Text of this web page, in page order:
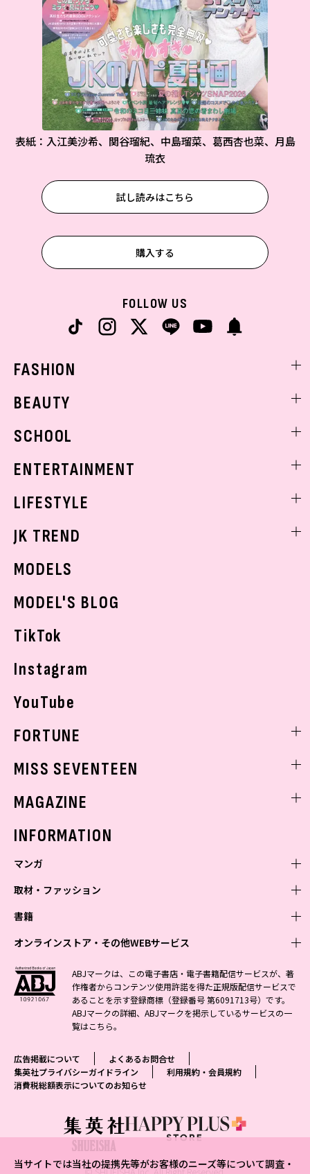
表紙：入江美沙希、関谷瑠紀、中島瑠菜、葛西杏也菜、月島
琉衣
試し読みはこちら
購入する
当サイトでは当社の提携先等がお客様のニーズ等について調査・
FOLLOW US
FASHION
着回し
BEAUTY
ベストコスメ
ボディケア
SCHOOL
学校ヘアメイク
ENTERTAINMENT
K-POP
LIFESTYLE
モデルの購入品
おでかけ
JK TREND
MODELS
MODEL'S BLOG
TikTok
Instagram
YouTube
FORTUNE
MISS SEVENTEEN
MAGAZINE
INFORMATION
マンガ
少年マンガ
Vジャンプ
最強ジャンプ
少年ジャンプ+
ジャンプTOON
ジャンプルーキー！
S-MANGA
集英社コミック文庫
青年マンガ
ZEBRACK
S-MANGA
集英社ジャンプリミックス
週刊ヤングジャンプ
ヤングジャンプ定期購読デジタル
となりのヤングジャンプ
グランドジャンプ
ウルトラジャンプ
少女マンガ
ZEBRACK
S-MANGA
集英社コミック文庫
マーガレット
別冊マーガレット
リマコミ
マンガMeets
女性マンガ
ジャンプTOON
集英社コミック文庫
マンガMee公式サイト
リマコミ
取材・ファッション
ファッション・美容
BAILA
MAQUIA
eclat
T JAPAN
MEN'S NON-NO
集英社オンライン
芸能・情報・スポーツ
週プレNEWS
週プレ グラジャパ!
書籍
文芸・文庫・総合
小説すばる
集英社 文芸ステーション
web 集英社文庫
アジア人物史
学芸・ノンフィクション・新書
1日5分で、明日は変わる よみタイ yomitai
集英社学芸部 - 学芸・ノンフィクション
集英社ビジネス書
集英社新書プラス - 知の水先案内人
kotoba
情報・知識＆オピニオン imidas
ライトノベル・ノベライズ
集英社オレンジ文庫
ダッシュエックス文庫公式サイト
集英社Webマガジン コバルト
集英社の児童図書 S-KIDS.LAND
オンラインストア・その他WEBサービス
オンラインストア
OTO
SHUEISHA MANGA-ART HERITAGE
ジャンプキャラクターズストア
HAPPY PLUS STORE
SHUEISHA VOX
LEEマルシェ
eclat premium
その他WEBサービス
集英社アドナビ
ABJマークは、この電子書店・電子書籍配信サービスが、著
作権者からコンテンツ使用許諾を得た正規版配信サービスで
あることを示す登録商標（登録番号 第6091713号）です。
ABJマークの詳細、ABJマークを掲示しているサービスの一
覧はこちら。
広告掲載について
よくあるお問合せ
集英社プライバシーガイドライン
利用規約・会員規約
消費税総額表示についてのお知らせ